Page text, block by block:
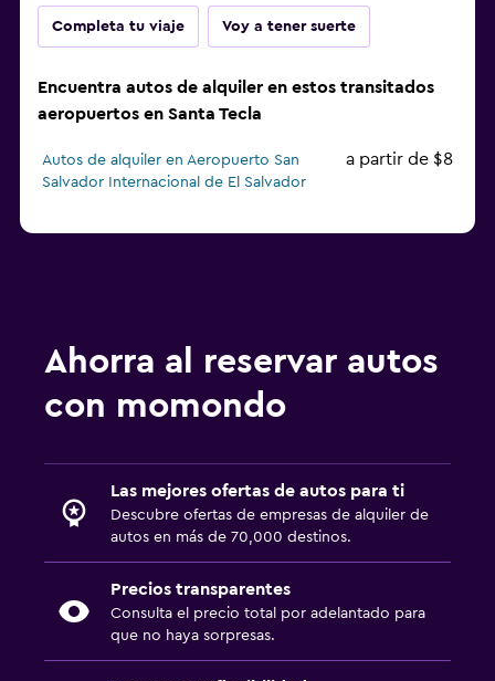
Completa tu viaje Voy a tener suerte
Encuentra autos de alquiler en estos transitados
aeropuertos en Santa Tecla
Autos de alquiler en Aeropuerto San
Salvador Internacional de El Salvador
a partir de $8
Ahorra al reservar autos
con momondo
Las mejores ofertas de autos para ti
Descubre ofertas de empresas de alquiler de
autos en más de 70,000 destinos.
Precios transparentes
Consulta el precio total por adelantado para
que no haya sorpresas.